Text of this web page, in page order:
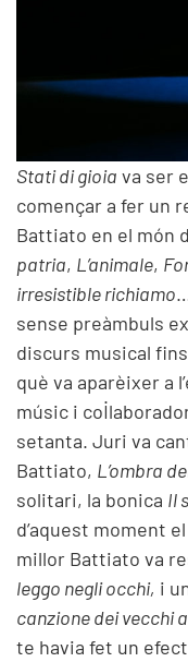
Stati di gioia va ser
començar a fer un
Battiato en el món
patria, L’animale,
irresistible richiamo
sense preàmbuls
discurs musical
què va aparèixer a
músic i
setanta. Juri va
Battiato, L’ombra
solitari, la bonica Il
d’aquest moment
millor Battiato va
leggo negli occhi, i
canzione dei vecchi
te havia fet un